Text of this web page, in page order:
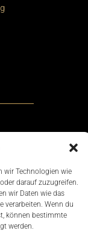
wir Technologien wie
darauf zuzugreifen.
wir Daten wie das
verarbeiten. Wenn du
können bestimmte
werden.